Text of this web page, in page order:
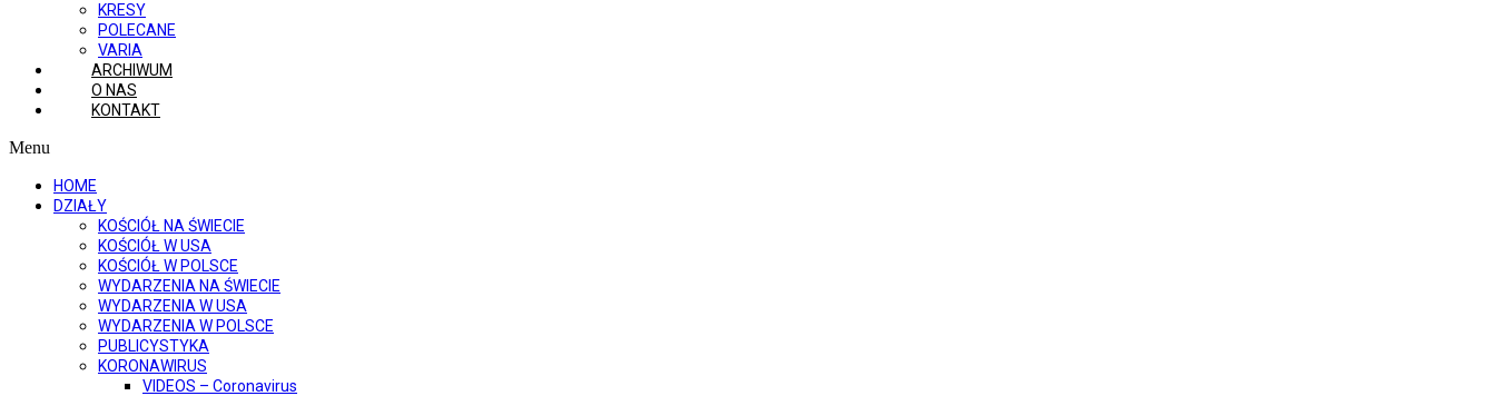
KRESY
POLECANE
VARIA
ARCHIWUM
O NAS
KONTAKT
Menu
HOME
DZIAŁY
KOŚCIÓŁ NA ŚWIECIE
KOŚCIÓŁ W USA
KOŚCIÓŁ W POLSCE
WYDARZENIA NA ŚWIECIE
WYDARZENIA W USA
WYDARZENIA W POLSCE
PUBLICYSTYKA
KORONAWIRUS
VIDEOS – Coronavirus